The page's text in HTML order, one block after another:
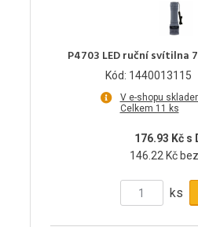
P4703 LED ruční svítilna
Kód: 1440013115
V e-shopu
Celkem 11 ks
176.93 Kč s
146.22 Kč
ks